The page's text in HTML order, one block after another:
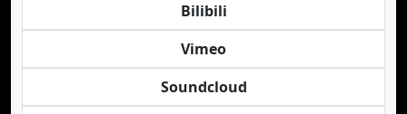
Bilibili
Vimeo
Soundcloud